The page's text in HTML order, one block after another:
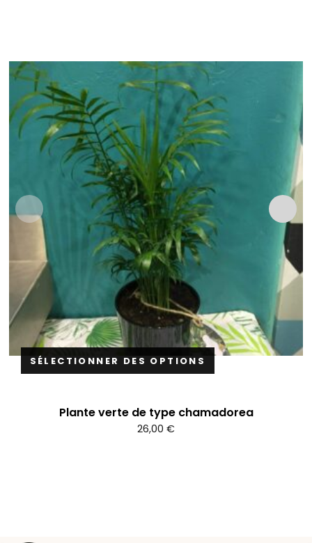
SÉLECTIONNER DES OPTIONS
Plante verte de type chamadorea
26,00 €